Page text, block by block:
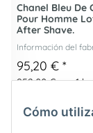
Chanel Bleu De
Pour Homme
After Shave.
Información del
95,20 € *
952,00 € por 1 l
Cómo